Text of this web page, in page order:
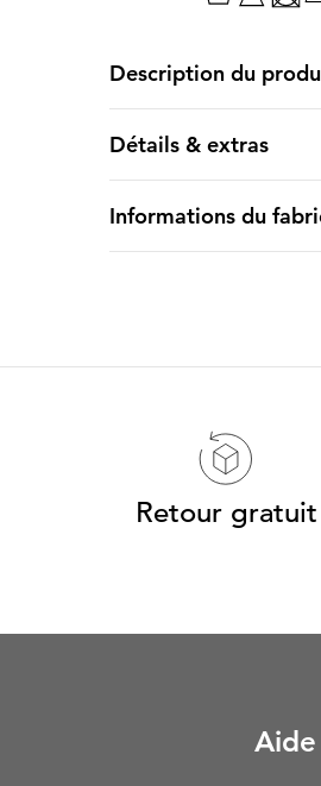
Description du
Détails & extras
Informations du
Retour gratuit
Aide